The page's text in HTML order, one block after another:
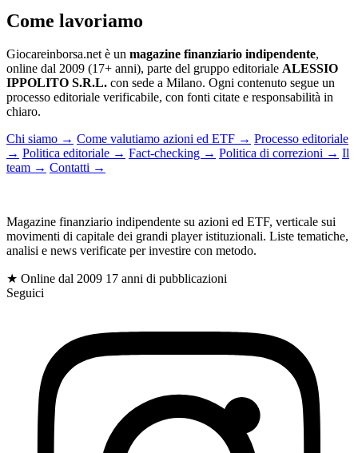
Come lavoriamo
Giocareinborsa.net è un magazine finanziario indipendente,
online dal 2009 (17+ anni), parte del gruppo editoriale ALESSIO
IPPOLITO S.R.L. con sede a Milano. Ogni contenuto segue un
processo editoriale verificabile, con fonti citate e responsabilità in
chiaro.
Chi siamo → Come valutiamo azioni ed ETF → Processo editoriale
→ Politica editoriale → Fact-checking → Politica di correzioni → Il
team → Contatti →
$
Magazine finanziario indipendente su azioni ed ETF, verticale sui
movimenti di capitale dei grandi player istituzionali. Liste tematiche,
analisi e news verificate per investire con metodo.
★ Online dal 2009 17 anni di pubblicazioni
Seguici